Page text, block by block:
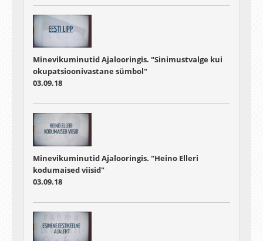
Minevikuminutid Ajalooringis. "Sinimustvalge kui
okupatsioonivastane sümbol"
03.09.18
Minevikuminutid Ajalooringis. "Heino Elleri
kodumaised viisid"
03.09.18